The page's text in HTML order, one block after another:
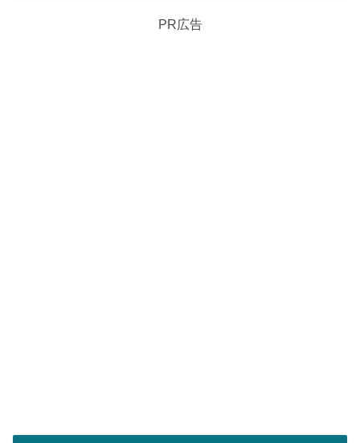
PR広告